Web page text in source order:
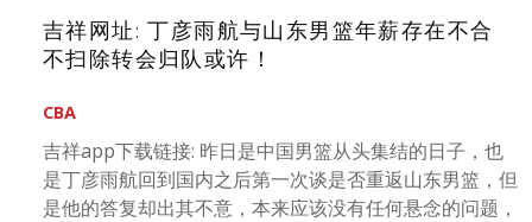
吉祥网址: 丁彦雨航与山东男篮年薪存在不合
不扫除转会归队或许！
CBA
吉祥app下载链接: 昨日是中国男篮从头集结的日子，也
是丁彦雨航回到国内之后第一次谈是否重返山东男篮，但
是他的答复却出其不意，本来应该没有任何悬念的问题，